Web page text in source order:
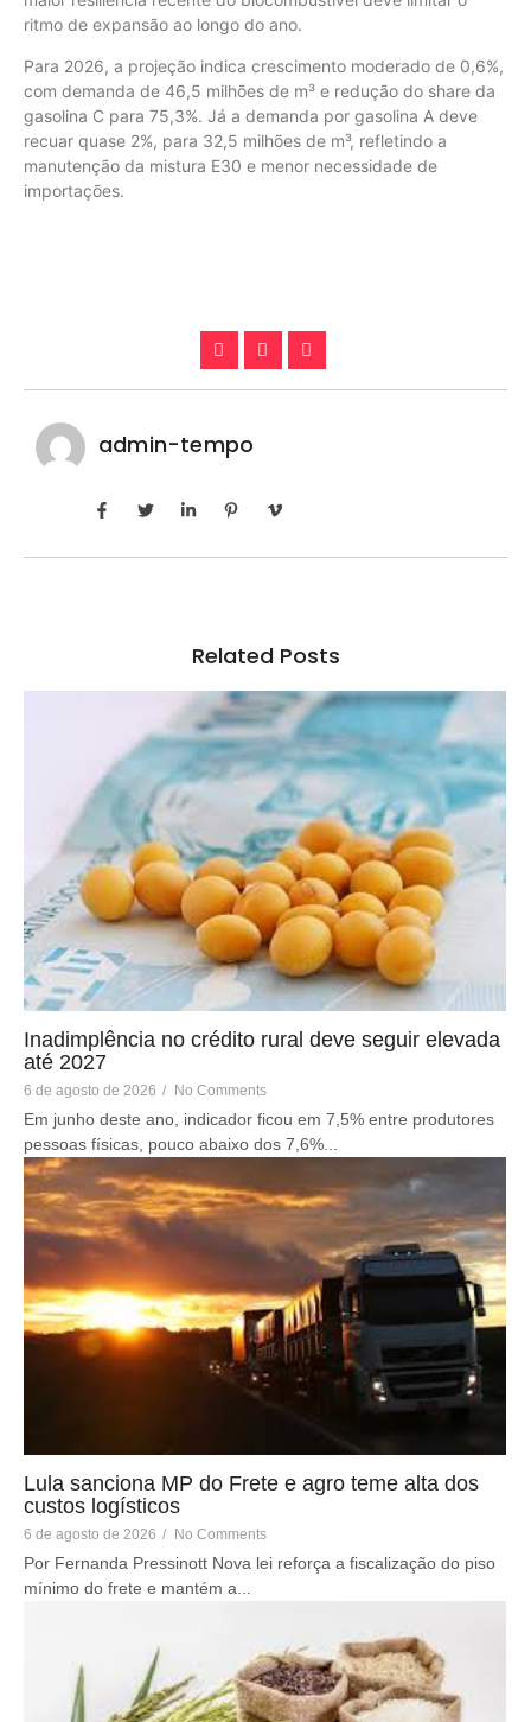
ritmo de expansão ao longo do ano.
Para 2026, a projeção indica crescimento moderado de 0,6%,
com demanda de 46,5 milhões de m³ e redução do share da
gasolina C para 75,3%. Já a demanda por gasolina A deve
recuar quase 2%, para 32,5 milhões de m³, refletindo a
manutenção da mistura E30 e menor necessidade de
importações.
admin-tempo
Related Posts
Inadimplência no crédito rural deve seguir elevada
até 2027
6 de agosto de 2026 / No Comments
Em junho deste ano, indicador ficou em 7,5% entre produtores
pessoas físicas, pouco abaixo dos 7,6%...
Lula sanciona MP do Frete e agro teme alta dos
custos logísticos
6 de agosto de 2026 / No Comments
Por Fernanda Pressinott Nova lei reforça a fiscalização do piso
mínimo do frete e mantém a...